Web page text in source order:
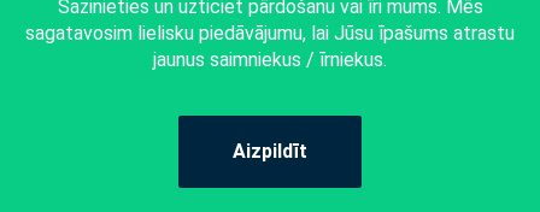
Sazinieties un uzticiet pārdošanu vai īri mums. Mēs
sagatavosim lielisku piedāvājumu, lai Jūsu īpašums atrastu
jaunus saimniekus / īrniekus.
Aizpildīt